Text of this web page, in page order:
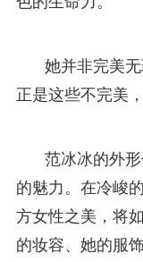
她并非完美
正是这些不完美
范冰冰的外
的魅力。在冷峻
方女性之美，将
的妆容、她的服